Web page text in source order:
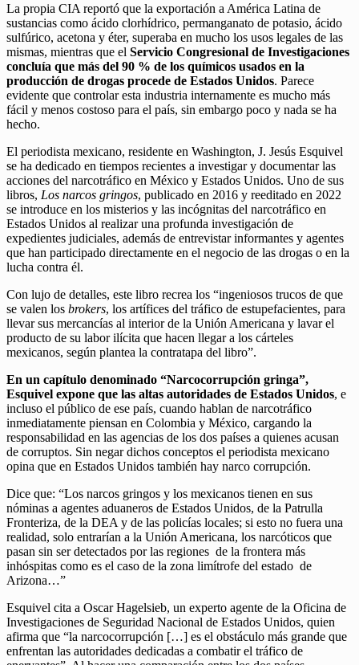
La propia CIA reportó que la exportación a América Latina de
sustancias como ácido clorhídrico, permanganato de potasio, ácido
sulfúrico, acetona y éter, superaba en mucho los usos legales de las
mismas, mientras que el Servicio Congresional de Investigaciones
concluía que más del 90 % de los químicos usados en la
producción de drogas procede de Estados Unidos. Parece
evidente que controlar esta industria internamente es mucho más
fácil y menos costoso para el país, sin embargo poco y nada se ha
hecho.
El periodista mexicano, residente en Washington, J. Jesús Esquivel
se ha dedicado en tiempos recientes a investigar y documentar las
acciones del narcotráfico en México y Estados Unidos. Uno de sus
libros, Los narcos gringos, publicado en 2016 y reeditado en 2022
se introduce en los misterios y las incógnitas del narcotráfico en
Estados Unidos al realizar una profunda investigación de
expedientes judiciales, además de entrevistar informantes y agentes
que han participado directamente en el negocio de las drogas o en la
lucha contra él.
Con lujo de detalles, este libro recrea los “ingeniosos trucos de que
se valen los brokers, los artífices del tráfico de estupefacientes, para
llevar sus mercancías al interior de la Unión Americana y lavar el
producto de su labor ilícita que hacen llegar a los cárteles
mexicanos, según plantea la contratapa del libro”.
En un capítulo denominado “Narcocorrupción gringa”,
Esquivel expone que las altas autoridades de Estados Unidos, e
incluso el público de ese país, cuando hablan de narcotráfico
inmediatamente piensan en Colombia y México, cargando la
responsabilidad en las agencias de los dos países a quienes acusan
de corruptos. Sin negar dichos conceptos el periodista mexicano
opina que en Estados Unidos también hay narco corrupción.
Dice que: “Los narcos gringos y los mexicanos tienen en sus
nóminas a agentes aduaneros de Estados Unidos, de la Patrulla
Fronteriza, de la DEA y de las policías locales; si esto no fuera una
realidad, solo entrarían a la Unión Americana, los narcóticos que
pasan sin ser detectados por las regiones de la frontera más
inhóspitas como es el caso de la zona limítrofe del estado de
Arizona…”
Esquivel cita a Oscar Hagelsieb, un experto agente de la Oficina de
Investigaciones de Seguridad Nacional de Estados Unidos, quien
afirma que “la narcocorrupción […] es el obstáculo más grande que
enfrentan las autoridades dedicadas a combatir el tráfico de